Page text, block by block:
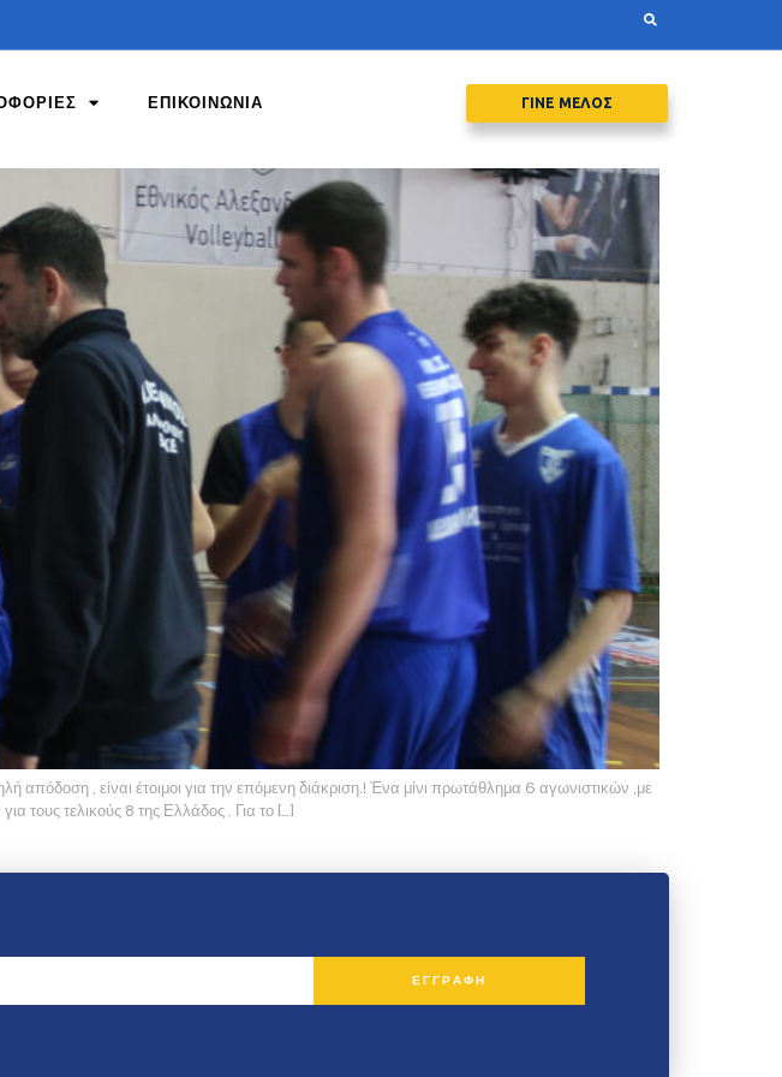
ΕΠΙΚΟΙΝΩΝΙΑ ΓΙΝΕ ΜΕΛΟΣ
απόδοση , είναι έτοιμοι για την επόμενη διάκριση.! Ένα μίνι πρωτάθλημα 6 αγωνιστικών ,με
τους τελικούς 8 της Ελλάδος . Για το […]
ΕΓΓΡΑΦΗ